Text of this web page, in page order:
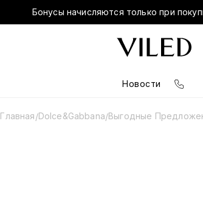
Бонусы начисляются только при
Новости
Главная/Dolce&Gabbana/Выгодные